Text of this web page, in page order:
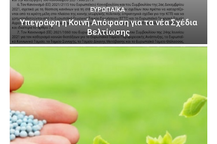
ΕΥΡΩΠΑΪΚΆ
Υπεγράφη η Κοινή Απόφαση για τα νέα Σχέδια
Βελτίωσης